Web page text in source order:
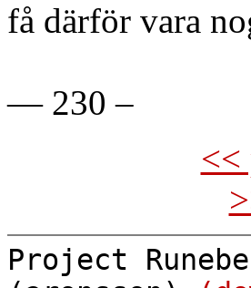
få därför vara
— 230 –
<<
Project